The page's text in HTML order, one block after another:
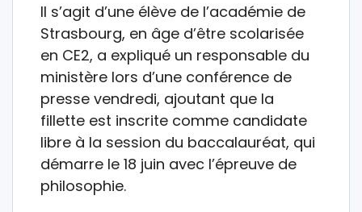
Il s’agit d’une élève de l’académie de
Strasbourg, en âge d’être scolarisée
en CE2, a expliqué un responsable du
ministère lors d’une conférence de
presse vendredi, ajoutant que la
fillette est inscrite comme candidate
libre à la session du baccalauréat, qui
démarre le 18 juin avec l’épreuve de
philosophie.